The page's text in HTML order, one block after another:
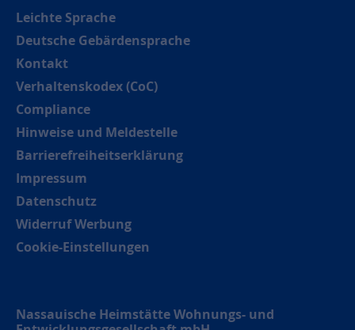
Leichte Sprache
Deutsche Gebärdensprache
Kontakt
Verhaltenskodex (CoC)
Compliance
Hinweise und Meldestelle
Barrierefreiheitserklärung
Impressum
Datenschutz
Widerruf Werbung
Cookie-Einstellungen
Nassauische Heimstätte Wohnungs- und